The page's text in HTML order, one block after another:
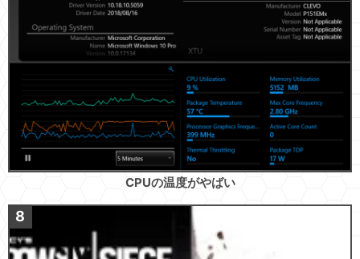
CPUの温度がやばい